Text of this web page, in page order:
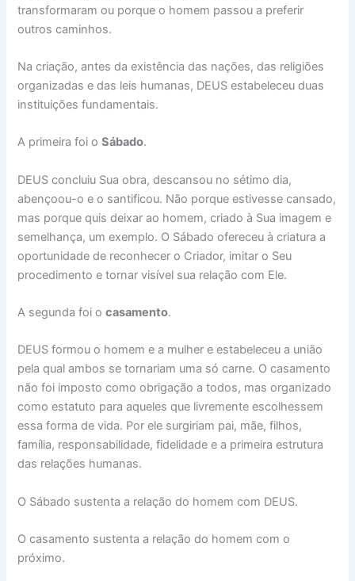
transformaram ou porque o homem passou a preferir
outros caminhos.
Na criação, antes da existência das nações, das religiões
organizadas e das leis humanas, DEUS estabeleceu duas
instituições fundamentais.
A primeira foi oSábado.
DEUS concluiu Sua obra, descansou no sétimo dia,
abençoou-o e o santificou. Não porque estivesse cansado,
mas porque quis deixar ao homem, criado à Sua imagem e
semelhança, um exemplo. O Sábado ofereceu à criatura a
oportunidade de reconhecer o Criador, imitar o Seu
procedimento e tornar visível sua relação com Ele.
A segunda foi ocasamento.
DEUS formou o homem e a mulher e estabeleceu a união
pela qual ambos se tornariam uma só carne. O casamento
não foi imposto como obrigação a todos, mas organizado
como estatuto para aqueles que livremente escolhessem
essa forma de vida. Por ele surgiriam pai, mãe, filhos,
família, responsabilidade, fidelidade e a primeira estrutura
das relações humanas.
O Sábado sustenta a relação do homem com DEUS.
O casamento sustenta a relação do homem com o
próximo.